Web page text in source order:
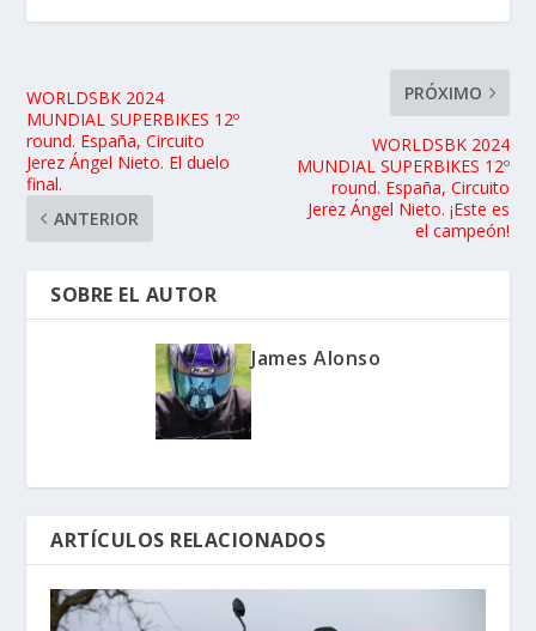
WORLDSBK 2024
MUNDIAL SUPERBIKES 12º
round. España, Circuito
Jerez Ángel Nieto. El duelo
final.
ANTERIOR
PRÓXIMO
WORLDSBK 2024
MUNDIAL SUPERBIKES 12º
round. España, Circuito
Jerez Ángel Nieto. ¡Este es
el campeón!
SOBRE EL AUTOR
James Alonso
ARTÍCULOS RELACIONADOS